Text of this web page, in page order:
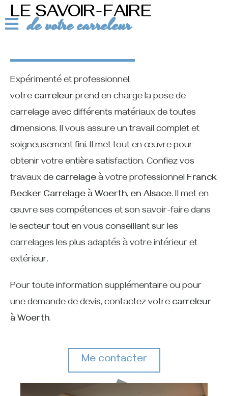
LE SAVOIR-FAIRE
de votre carreleur
Expérimenté et professionnel,
votre carreleurprend en charge la pose de
carrelage avec différents matériaux de toutes
dimensions. Il vous assure un travail complet et
soigneusement fini. Il met tout en œuvre pour
obtenir votre entière satisfaction. Confiez vos
travaux de carrelageà votre professionnel Franck
Becker Carrelage à Woerth, en Alsace. Il met en
œuvre ses compétences et son savoir-faire dans
le secteur tout en vous conseillant sur les
carrelages les plus adaptés à votre intérieur et
extérieur.
Pour toute information supplémentaire ou pour
une demande de devis, contactez votre carreleur
à Woerth.
Me contacter